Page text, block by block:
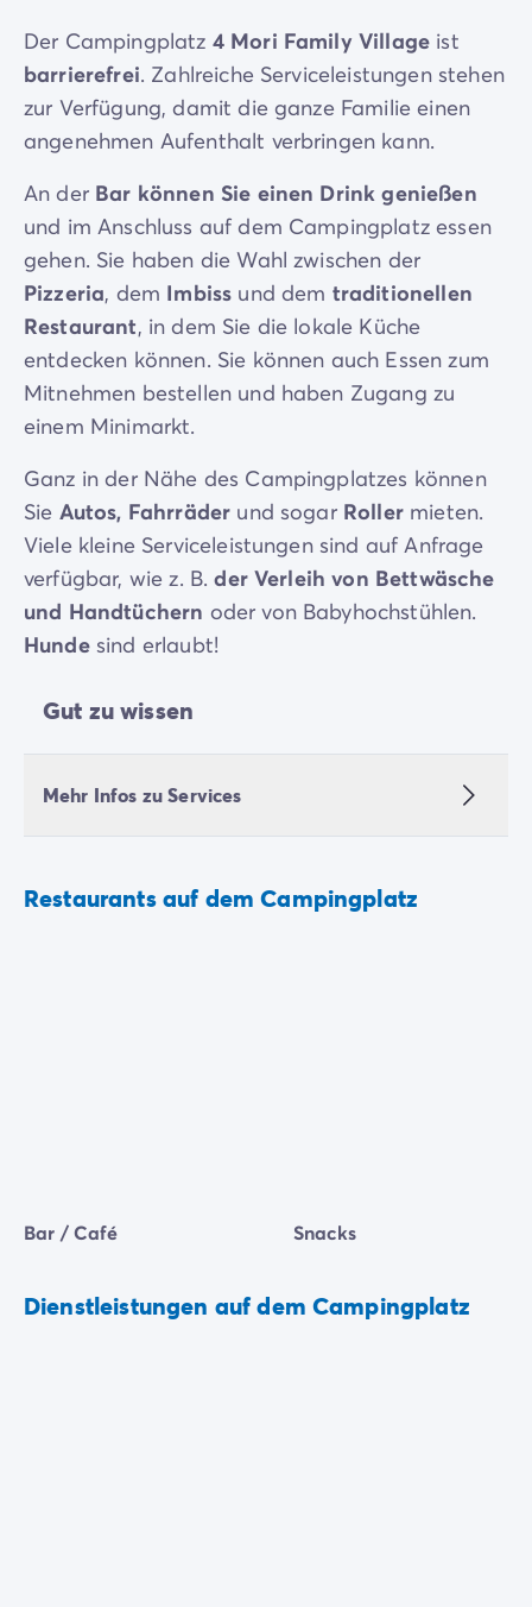
Der Campingplatz 4 Mori Family Village ist
barrierefrei. Zahlreiche Serviceleistungen stehen
zur Verfügung, damit die ganze Familie einen
angenehmen Aufenthalt verbringen kann.
An der Bar können Sie einen Drink genießen
und im Anschluss auf dem Campingplatz essen
gehen. Sie haben die Wahl zwischen der
Pizzeria, dem Imbiss und dem traditionellen
Restaurant, in dem Sie die lokale Küche
entdecken können. Sie können auch Essen zum
Mitnehmen bestellen und haben Zugang zu
einem Minimarkt.
Ganz in der Nähe des Campingplatzes können
Sie Autos, Fahrräder und sogar Rollermieten.
Viele kleine Serviceleistungen sind auf Anfrage
verfügbar, wie z. B. der Verleih von Bettwäsche
und Handtüchern oder von Babyhochstühlen.
Hundesind erlaubt!
Gut zu wissen
Mehr Infos zu Services
Restaurants auf dem Campingplatz
Bar / Café Snacks
Dienstleistungen auf dem Campingplatz